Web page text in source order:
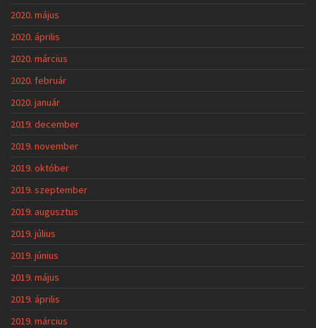
2020. május
2020. április
2020. március
2020. február
2020. január
2019. december
2019. november
2019. október
2019. szeptember
2019. augusztus
2019. július
2019. június
2019. május
2019. április
2019. március